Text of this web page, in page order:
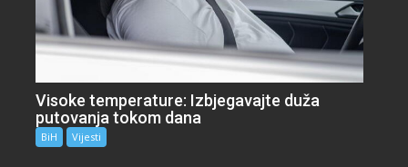
Visoke temperature: Izbjegavajte duža
putovanja tokom dana
BiH Vijesti